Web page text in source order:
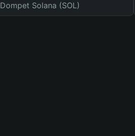
Dompet Solana (SOL)